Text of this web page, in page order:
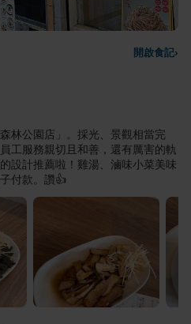
開啟食記›
林公園店」。採光、景觀相當完
工服務親切且和善，還有厲害的軌
設計推薦啦！雞湯、滷味小菜美味
付款。讚👍